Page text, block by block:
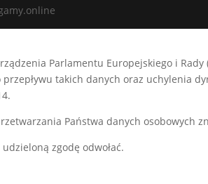
Parlamentu Europejskiego i
takich danych oraz uchylenia
Państwa danych osobowych
zgodę odwołać.